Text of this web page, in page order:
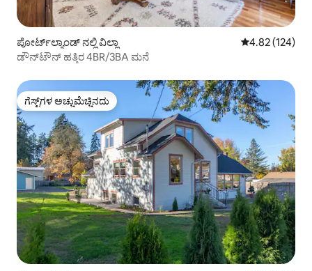
ಪೋರ್ಟ್‌ಲ್ಯಾಂಡ್ ನಲ್ಲಿ ವಿಲ್ಲಾ 5 ರಲ್ಲಿ 4.82
4.82 (124)
ಡೌನ್‌ಟೌನ್ ಹತ್ತಿರ 4BR/3BA ಮನೆ
ಗೆಸ್ಟ್‌ಗಳ ಅಚ್ಚುಮೆಚ್ಚಿನದು
ಗೆಸ್ಟ್‌ಗಳ ಅಚ್ಚುಮೆಚ್ಚಿನದು